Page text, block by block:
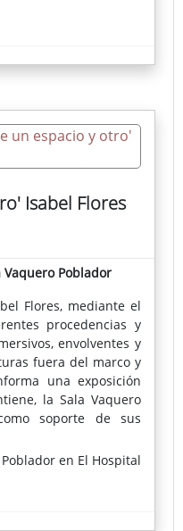
Isabel Flores
Poblador
Flores, mediante el
procedencias y
envolventes y
fuera del marco y
una exposición
la Sala Vaquero
soporte de sus
en El Hospital